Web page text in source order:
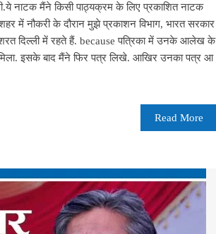
नाटक मैंने किसी पाठ्यक्रम के लिए प्रकाशित नाटक
में नौकरी के दौरान मुझे प्रकाशन विभाग, भारत सरकार
शरत दिल्ली में रहते हैं. because पत्रिका में उनके आलेख के
इसके बाद मैंने फिर पत्र लिखे. आखिर उनका पत्र आ
Read More